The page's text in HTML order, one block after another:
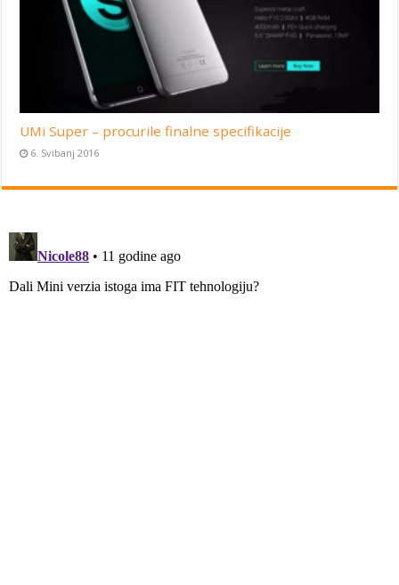
UMi Super – procurile finalne specifikacije
6. Svibanj 2016